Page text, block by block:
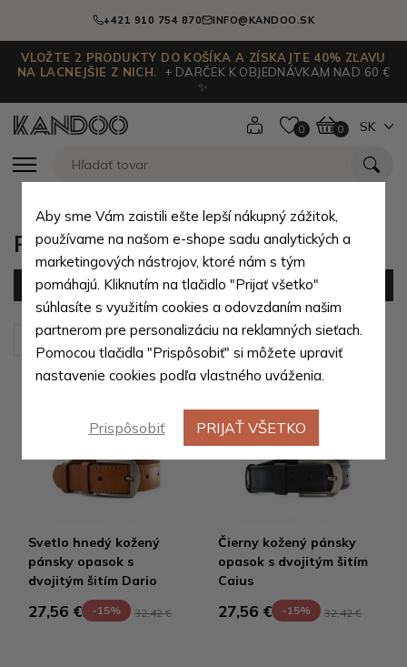
+421 910 754 870 INFO@KANDOO.SK
VLOŽTE 2 PRODUKTY DO KOŠÍKA A ZÍSKAJTE 40% ZĽAVU
NA LACNEJŠIE Z NICH.
+ DARČEK K OBJEDNÁVKAM NAD 60 €
✨
0 0 SK
Pánske opasky
Filter (21 produktov)
Zoradiť podľa: Predvolené
Svetlo hnedý kožený
pánsky opasok s
dvojitým šitím Dario
27,56 € -15% 32,42 €
Čierny kožený pánsky
opasok s dvojitým šitím
Caius
27,56 € -15% 32,42 €
Aby sme Vám zaistili ešte lepší nákupný zážitok,
používame na našom e-shope sadu analytických a
marketingových nástrojov, ktoré nám s tým
pomáhajú. Kliknutím na tlačidlo "Prijať všetko"
súhlasíte s využitím cookies a odovzdaním našim
partnerom pre personalizáciu na reklamných sieťach.
Pomocou tlačidla "Prispôsobiť" si môžete upraviť
nastavenie cookies podľa vlastného uváženia.
Prispôsobiť PRIJAŤ VŠETKO